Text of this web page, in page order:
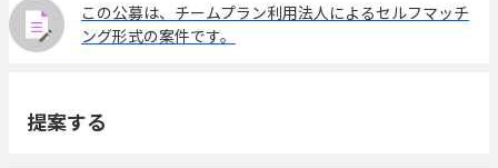
この公募は、チームプラン利用法人によるセルフマッチ
ング形式の案件です。
提案する